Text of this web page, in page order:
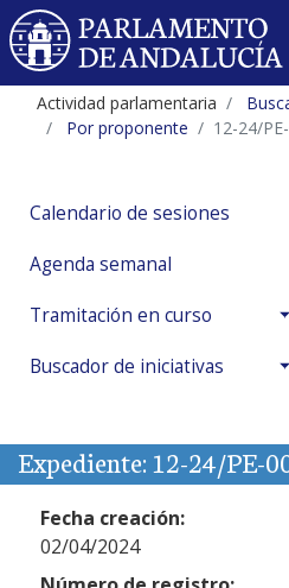
Actividad parlamentaria
Por proponente
12-24/
Calendario de sesiones
Agenda semanal
Tramitación en curso
Buscador de iniciativas
Expediente: 12-24/PE-
Fecha creación:
02/04/2024